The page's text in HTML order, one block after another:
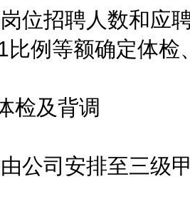
招聘人数和应聘
比例等额确定体检
及背调
司安排至三级甲